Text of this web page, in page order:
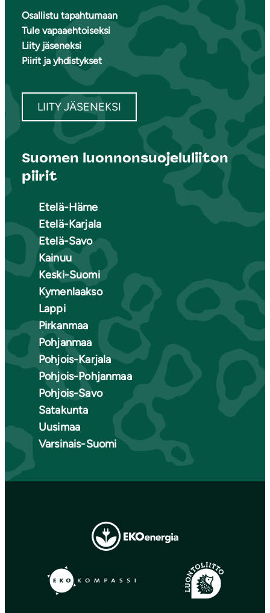
Osallistu tapahtumaan
Tule vapaaehtoiseksi
Liity jäseneksi
Piirit ja yhdistykset
LIITY JÄSENEKSI
Suomen luonnonsuojeluliiton
piirit
Etelä-Häme
Etelä-Karjala
Etelä-Savo
Kainuu
Keski-Suomi
Kymenlaakso
Lappi
Pirkanmaa
Pohjanmaa
Pohjois-Karjala
Pohjois-Pohjanmaa
Pohjois-Savo
Satakunta
Uusimaa
Varsinais-Suomi